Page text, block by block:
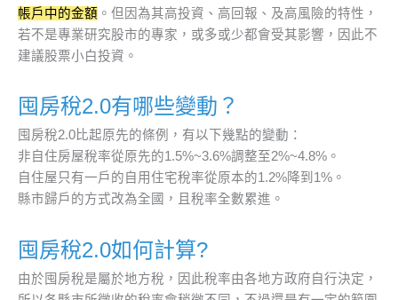
帳戶中的金額 。但因為其高投資、高回報、及高風險的特性，
若不是專業研究股市的專家，或多或少都會受其影響，因此不
建議股票小白投資。
囤房稅2.0有哪些變動？
囤房稅2.0比起原先的條例，有以下幾點的變動：
非自住房屋稅率從原先的1.5%~3.6%調整至2%~4.8%。
自住屋只有一戶的自用住宅稅率從原本的1.2%降到1%。
縣市歸戶的方式改為全國，且稅率全數累進。
囤房稅2.0如何計算?
由於囤房稅是屬於地方稅，因此稅率由各地方政府自行決定，